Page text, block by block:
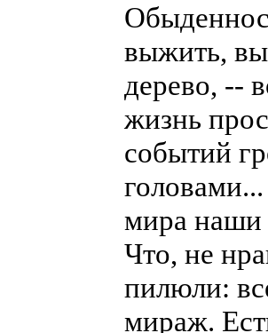
выжить,
дерево, --
жизнь
событий
мира наши
Что, не
пилюли:
мираж.